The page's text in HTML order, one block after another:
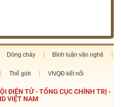
Dòng chảy Bình luận văn nghệ
Thế giới VNQĐ kết nối
ĐIỆN TỬ - TỔNG CỤC CHÍNH TRỊ -
VIỆT NAM